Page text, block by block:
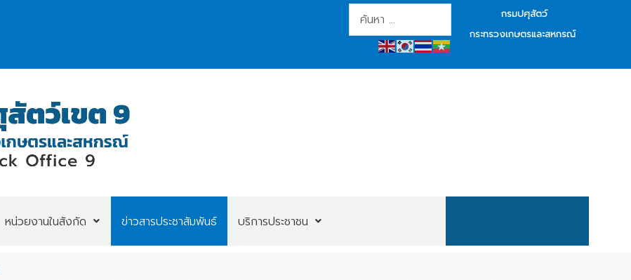
การค้นหา
กรมปศุสัตว์
กระทรวงเกษตรและสหกรณ์
หน่วยงานในสังกัด ข่าวสารประชาสัมพันธ์ บริการประชาชน